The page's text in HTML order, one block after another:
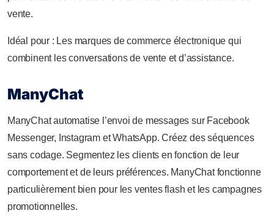
vente.
Idéal pour : Les marques de commerce électronique qui
combinent les conversations de vente et d’assistance.
ManyChat
ManyChat automatise l’envoi de messages sur Facebook
Messenger, Instagram et WhatsApp. Créez des séquences
sans codage. Segmentez les clients en fonction de leur
comportement et de leurs préférences. ManyChat fonctionne
particulièrement bien pour les ventes flash et les campagnes
promotionnelles.